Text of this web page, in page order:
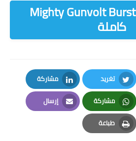
تحميل لعبة Mighty Gunvolt Burst
كاملة
تغريد
Twitter
مشاركة
LinkedIn
مشاركة
Whatsapp
إرسال
Email
طباعة
Print